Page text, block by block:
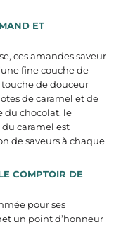
ET
ces amandes saveur
fine couche de
de douceur
de caramel et de
du chocolat, le
caramel est
de saveurs à chaque
COMPTOIR DE
pour ses
un point d’honneur